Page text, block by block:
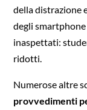
della distrazione
degli
inaspettati:
ridotti.
Numerose altre
provvedimenti